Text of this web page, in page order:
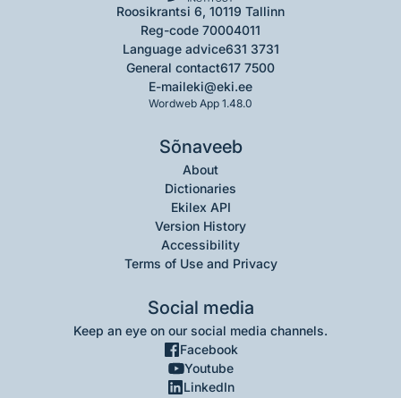
Roosikrantsi 6, 10119 Tallinn
Reg-code 70004011
Language advice631 3731
General contact617 7500
E-maileki@eki.ee
Wordweb App 1.48.0
Sõnaveeb
About
Dictionaries
Ekilex API
Version History
Accessibility
Terms of Use and Privacy
Social media
Keep an eye on our social media channels.
Facebook
Youtube
LinkedIn